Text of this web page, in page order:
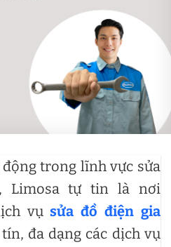
trong lĩnh vực sửa
Limosa tự tin là nơi
vụsửa đồ điện gia
đa dạng các dịch vụ